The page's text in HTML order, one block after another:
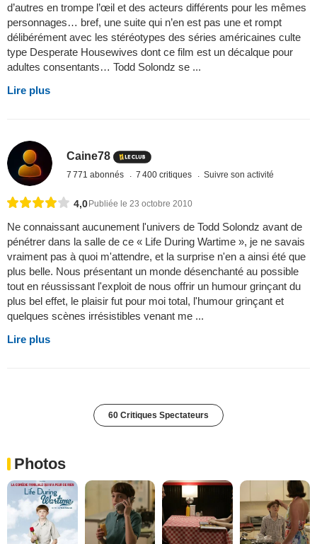
d’autres en trompe l’œil et des acteurs différents pour les mêmes
personnages… bref, une suite qui n’en est pas une et rompt
délibérément avec les stéréotypes des séries américaines culte
type Desperate Housewives dont ce film est un décalque pour
adultes consentants… Todd Solondz se ...
Lire plus
Caine78
7 771 abonnés 7 400 critiques Suivre son activité
4,0 Publiée le 23 octobre 2010
Ne connaissant aucunement l'univers de Todd Solondz avant de
pénétrer dans la salle de ce « Life During Wartime », je ne savais
vraiment pas à quoi m'attendre, et la surprise n'en a ainsi été que
plus belle. Nous présentant un monde désenchanté au possible
tout en réussissant l'exploit de nous offrir un humour grinçant du
plus bel effet, le plaisir fut pour moi total, l'humour grinçant et
quelques scènes irrésistibles venant me ...
Lire plus
60 Critiques Spectateurs
Photos